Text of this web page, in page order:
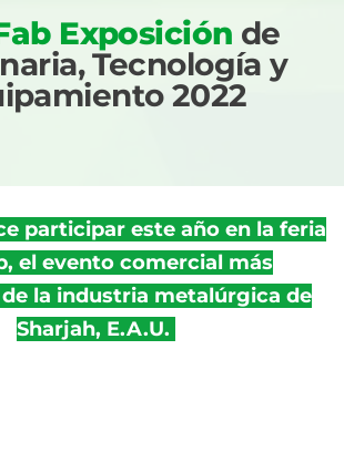
Exposición de
Tecnología y
2022
participar este año en la feria
el evento comercial más
la industria metalúrgica de
Sharjah, E.A.U.